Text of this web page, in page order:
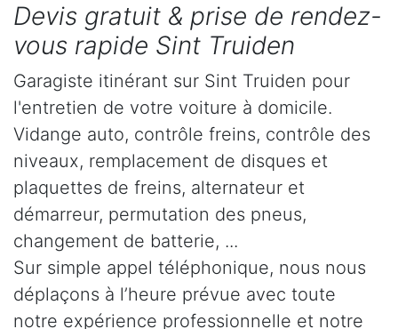
Devis gratuit & prise de rendez-
vous rapide Sint Truiden
Garagiste itinérant sur Sint Truiden pour
l'entretien de votre voiture à domicile.
Vidange auto, contrôle freins, contrôle des
niveaux, remplacement de disques et
plaquettes de freins, alternateur et
démarreur, permutation des pneus,
changement de batterie, ...
Sur simple appel téléphonique, nous nous
déplaçons à l’heure prévue avec toute
notre expérience professionnelle et notre